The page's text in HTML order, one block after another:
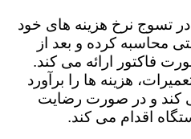
تسوج نرخ هزینه های خود
محاسبه کرده و بعد از
فاکتور ارائه می کند.
هزینه ها را برآورد
کند و در صورت رضایت
اقدام می کند.